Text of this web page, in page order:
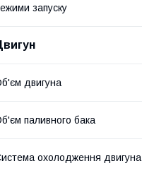
запуску
двигуна
паливного бака
охолодження двигуна